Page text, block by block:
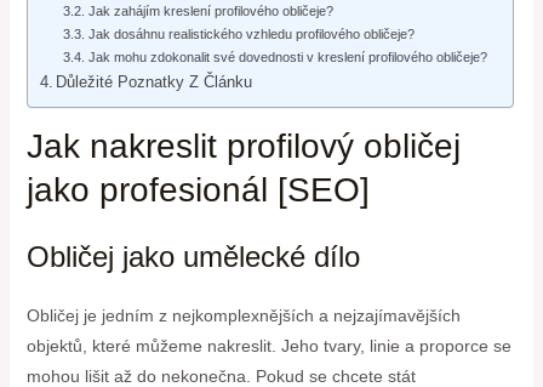
Jak zahájím kreslení profilového obličeje?
Jak dosáhnu realistického vzhledu profilového obličeje?
Jak mohu zdokonalit své dovednosti v kreslení profilového obličeje?
Důležité Poznatky Z Článku
Jak nakreslit profilový obličej
jako profesionál [SEO]
Obličej jako umělecké dílo
Obličej je jedním z nejkomplexnějších a nejzajímavějších
objektů, které můžeme nakreslit. Jeho tvary, linie a proporce se
mohou lišit až do nekonečna. Pokud se chcete stát